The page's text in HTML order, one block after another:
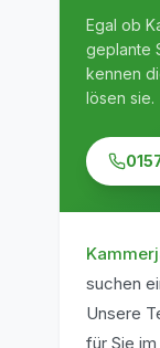
Egal ob
geplante
kennen
lösen sie.
suchen
Unsere
für Sie